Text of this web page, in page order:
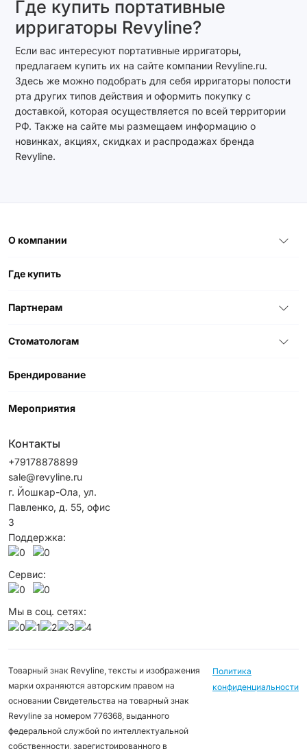
Где купить портативные
ирригаторы Revyline?
Если вас интересуют портативные ирригаторы,
предлагаем купить их на сайте компании Revyline.ru.
Здесь же можно подобрать для себя ирригаторы полости
рта других типов действия и оформить покупку с
доставкой, которая осуществляется по всей территории
РФ. Также на сайте мы размещаем информацию о
новинках, акциях, скидках и распродажах бренда
Revyline.
О компании
Где купить
Партнерам
Стоматологам
Брендирование
Мероприятия
Контакты
+79178878899
sale@revyline.ru
г. Йошкар-Ола, ул.
Павленко, д. 55, офис
3
Поддержка:
Сервис:
Мы в соц. сетях:
Товарный знак Revyline, тексты и изображения
марки охраняются авторским правом на
основании Свидетельства на товарный знак
Revyline за номером 776368, выданного
федеральной службой по интеллектуальной
собственности, зарегистрированного в
Политика
конфиденциальности